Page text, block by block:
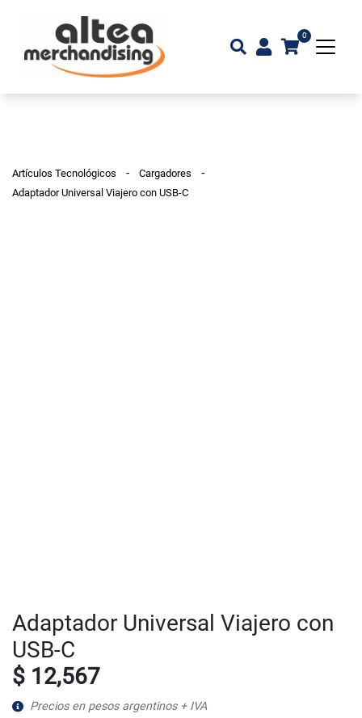
0
Artículos Tecnológicos - Cargadores -
Adaptador Universal Viajero con USB-C
Adaptador Universal Viajero con
USB-C
$ 12,567
Precios en pesos argentinos + IVA